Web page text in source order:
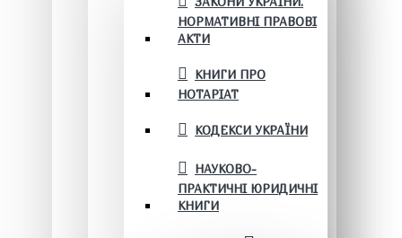
НОРМАТИВНІ ПРАВОВІ
АКТИ
КНИГИ ПРО
НОТАРІАТ
КОДЕКСИ УКРАЇНИ
НАУКОВО-
ПРАКТИЧНІ ЮРИДИЧНІ
КНИГИ